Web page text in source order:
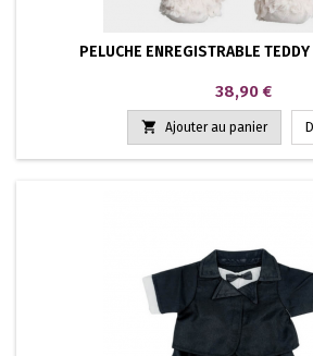
PELUCHE ENREGISTRABLE
Prix
38,90 €
 Ajouter au panier